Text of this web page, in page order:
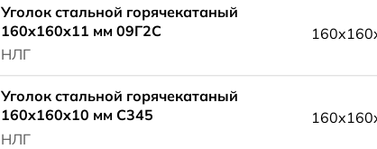
Уголок стальной горячекатаный
160x160x11 мм 09Г2С
НЛГ
Уголок стальной горячекатаный
160x160x10 мм С345
НЛГ